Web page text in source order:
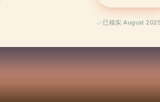
已核实 August 2025